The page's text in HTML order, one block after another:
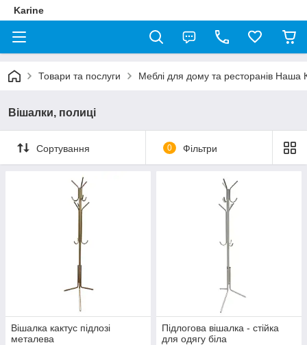
Karine
Товари та послуги Меблі для дому та ресторанів Наша
Вішалки, полиці
Сортування 0 Фільтри
Вішалка кактус підлозі
металева
Підлогова вішалка - стійка
для одягу біла